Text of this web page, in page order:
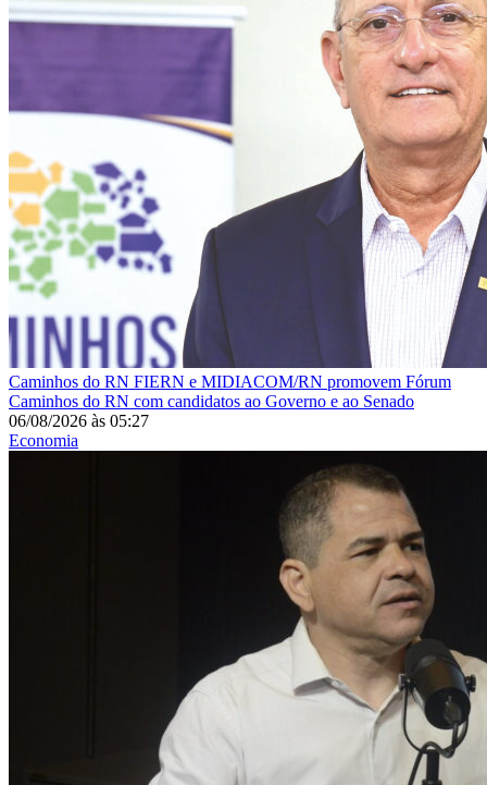
Caminhos do RN FIERN e MIDIACOM/RN promovem Fórum
Caminhos do RN com candidatos ao Governo e ao Senado
06/08/2026 às 05:27
Economia